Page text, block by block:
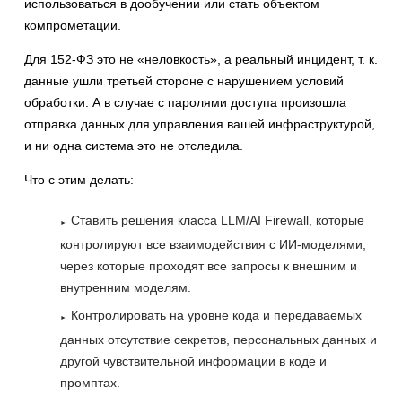
использоваться в дообучении или стать объектом
компрометации.
Для 152-ФЗ это не «неловкость», а реальный инцидент, т. к.
данные ушли третьей стороне с нарушением условий
обработки. А в случае с паролями доступа произошла
отправка данных для управления вашей инфраструктурой,
и ни одна система это не отследила.
Что с этим делать:
Ставить решения класса LLM/AI Firewall, которые
контролируют все взаимодействия с ИИ-моделями,
через которые проходят все запросы к внешним и
внутренним моделям.
Контролировать на уровне кода и передаваемых
данных отсутствие секретов, персональных данных и
другой чувствительной информации в коде и
промптах.